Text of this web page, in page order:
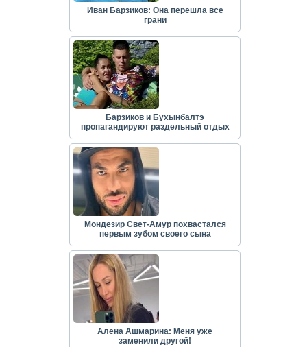
Иван Барзиков: Она перешла все
грани
Барзиков и Бухынбалтэ
пропагандируют раздельный отдых
Мондезир Свет-Амур похвастался
первым зубом своего сына
Алёна Ашмарина: Меня уже
заменили другой!